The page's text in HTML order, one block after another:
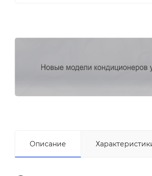
Описание